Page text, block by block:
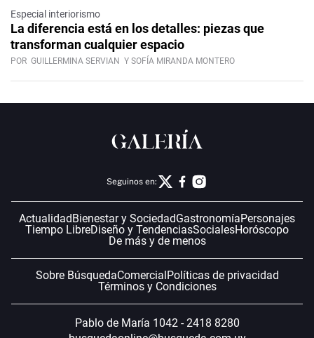
Especial interiorismo
La diferencia está en los detalles: piezas que
transforman cualquier espacio
POR GUILLERMINA SERVIAN Y SOFÍA MIRANDA MONTERO
Seguinos en:
Actualidad Bienestar y SociedadGastronomíaPersonajes
Tiempo LibreDiseño y TendenciasSocialesHoróscopo
De más y de menos
Sobre BúsquedaComercial Políticas de privacidad
Términos y Condiciones
Pablo de María 1042 - 2418 8280